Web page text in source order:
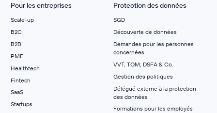
Pour les entreprises
Scale-up
B2C
B2B
PME
Healthtech
Fintech
SaaS
Startups
Protection des données
SGD
Découverte de données
Demandes pour les personnes
concernées
VVT, TOM, DSFA & Co.
Gestion des politiques
Délégué externe à la protection
des données
Formations pour les employés